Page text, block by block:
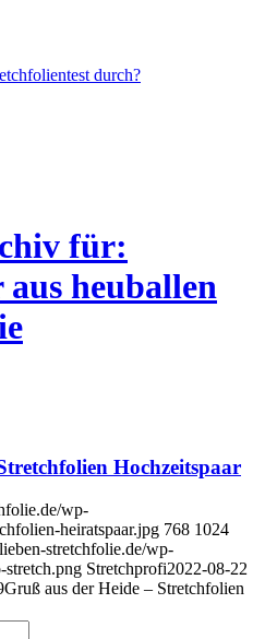
durch?
für:
heuballen
Hochzeitspaar
wp-
heiratspaar.jpg 768 1024
stretchfolie.de/wp-
stretch.png Stretchprofi2022-08-22
Gruß aus der Heide – Stretchfolien